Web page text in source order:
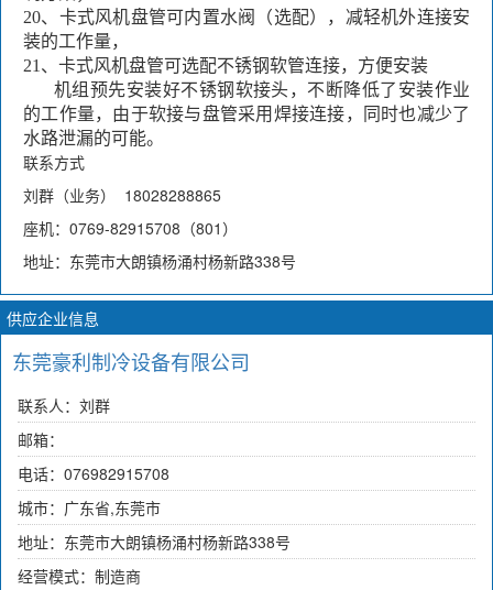
20、 卡式风机盘管可内置水阀（选配），减轻机外连接安
装的工作量，
21、 卡式风机盘管可选配不锈钢软管连接，方便安装
机组预先安装好不锈钢软接头，不断降低了安装作业
的工作量，由于软接与盘管采用焊接连接，同时也减少了
水路泄漏的可能。
联系方式
刘群（业务） 18028288865
座机：0769-82915708（801）
地址：东莞市大朗镇杨涌村杨新路338号
供应企业信息
东莞豪利制冷设备有限公司
联系人：刘群
邮箱：
电话：076982915708
城市：广东省,东莞市
地址：东莞市大朗镇杨涌村杨新路338号
经营模式：制造商